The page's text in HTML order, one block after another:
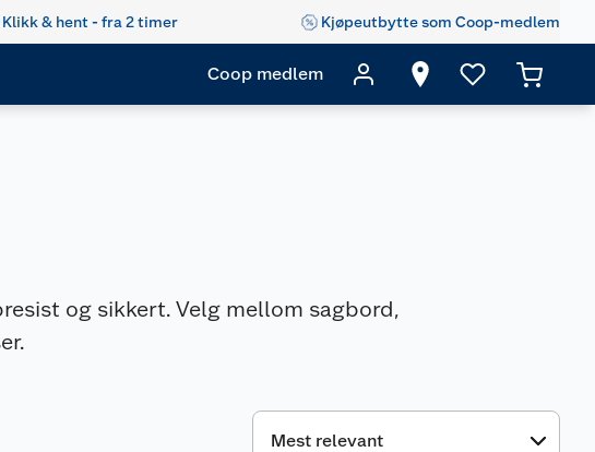
Klikk & hent - fra 2 timer Kjøpeutbytte som Coop-medlem
Coop medlem
og sikkert. Velg mellom sagbord,